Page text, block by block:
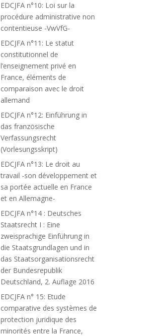
EDCJFA n°10: Loi sur la
procédure administrative non
contentieuse -VwVfG-
EDCJFA n°11: Le statut
constitutionnel de
l’enseignement privé en
France, éléments de
comparaison avec le droit
allemand
EDCJFA n°12: Einführung in
das französische
Verfassungsrecht
(Vorlesungsskript)
EDCJFA n°13: Le droit au
travail -son développement et
sa portée actuelle en France
et en Allemagne-
EDCJFA n°14 : Deutsches
Staatsrecht I : Eine
zweisprachige Einführung in
die Staatsgrundlagen und in
das Staatsorganisationsrecht
der Bundesrepublik
Deutschland, 2. Auflage 2016
EDCJFA n° 15: Etude
comparative des systèmes de
protection juridique des
minorités entre la France,